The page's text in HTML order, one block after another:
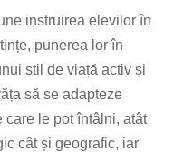
instruirea elevilor în
punerea lor în
stil de viață activ și
să se adapteze
le pot întâlni, atât
cât și geografic, iar